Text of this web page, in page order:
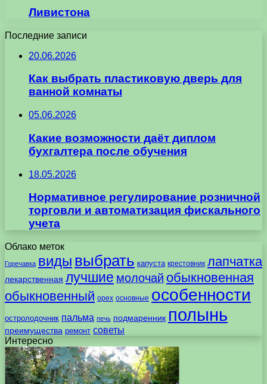
Ливистона
Последние записи
20.06.2026
Как выбрать пластиковую дверь для
ванной комнаты
05.06.2026
Какие возможности даёт диплом
бухгалтера после обучения
18.05.2026
Нормативное регулирование розничной
торговли и автоматизация фискального
учета
Облако меток
Горечавка виды выбрать капуста крестовник лапчатка
лекарственная лучшие молочай обыкновенная
обыкновенный орех основные особенности
остролодочник пальма печь подмаренник полынь
преимущества ремонт советы
Интересно